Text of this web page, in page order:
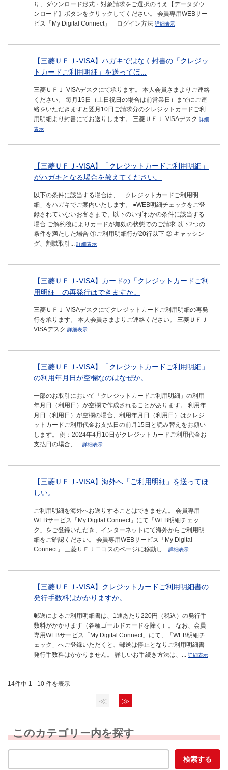
り、ダウンロード形式・対象請求をご選択のうえ【データダウ
ンロード】ボタンをクリックしてください。 会員専用WEBサー
ビス「My Digital Connect」 ログイン方法 詳細表示
【三菱ＵＦＪ-VISA】ハガキではなく封書の「クレジッ
トカードご利用明細」を送ってほ...
三菱ＵＦＪ-VISAデスクにて承ります。 本人会員さまよりご連絡
ください。 毎月15日（土日祝日の場合は前営業日）までにご連
絡をいただきますと翌月10日ご請求分のクレジットカードご利
用明細より封書にてお送りします。 三菱ＵＦＪ-VISAデスク 詳細
表示
【三菱ＵＦＪ-VISA】「クレジットカードご利用明細」
がハガキとなる場合を教えてください。
以下の条件に該当する場合は、「クレジットカードご利用明
細」をハガキでご案内いたします。 ●WEB明細チェックをご登
録されていないお客さまで、以下のいずれかの条件に該当する
場合 ご解約後によりカードが無効の状態でのご請求 以下2つの
条件を満たした場合 ①ご利用明細行が20行以下 ② キャッシン
グ、割賦取引... 詳細表示
【三菱ＵＦＪ-VISA】カードの「クレジットカードご利
用明細」の再発行はできますか。
三菱ＵＦＪ-VISAデスクにてクレジットカードご利用明細の再発
行を承ります。 本人会員さまよりご連絡ください。 三菱ＵＦＪ-
VISAデスク 詳細表示
【三菱ＵＦＪ-VISA】「クレジットカードご利用明細」
の利用年月日が空欄なのはなぜか。
一部のお取引において「クレジットカードご利用明細」の利用
年月日（利用日）が空欄で作成されることがあります。 利用年
月日（利用日）が空欄の場合、利用年月日（利用日）はクレジ
ットカードご利用代金お支払日の前月15日と読み替えをお願い
します。 例：2024年4月10日がクレジットカードご利用代金お
支払日の場合、... 詳細表示
【三菱ＵＦＪ-VISA】海外へ「ご利用明細」を送ってほ
しい。
ご利用明細を海外へお送りすることはできません。 会員専用
WEBサービス「My Digital Connect」にて「WEB明細チェッ
ク」をご登録いただき、インターネットにて海外からご利用明
細をご確認ください。 会員専用WEBサービス「My Digital
Connect」 三菱ＵＦＪニコスのページに移動し... 詳細表示
【三菱ＵＦＪ-VISA】クレジットカードご利用明細書の
発行手数料はかかりますか。
郵送によるご利用明細書は、1通あたり220円（税込）の発行手
数料がかかります（各種ゴールドカードを除く）。 なお、会員
専用WEBサービス「My Digital Connect」にて、「WEB明細チ
ェック」へご登録いただくと、郵送は停止となりご利用明細書
発行手数料はかかりません。 詳しいお手続き方法は、... 詳細表示
14件中 1 - 10 件を表示
≪ ≫
このカテゴリー内を探す